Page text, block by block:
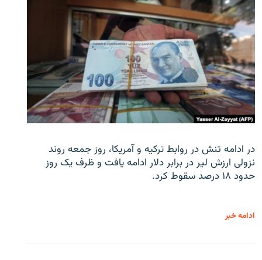
در ادامه تنش در روابط ترکیه و آمریکا، روز جمعه روند
نزولی ارزش لیر در برابر دلار ادامه یافت و ظرف یک روز
حدود ۱۸ درصد سقوط کرد.
ادامه خبر